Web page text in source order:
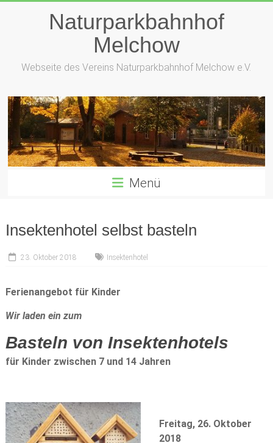
Naturparkbahnhof
Melchow
Webseite des Vereins Naturparkbahnhof Melchow e.V.
Menü
Insektenhotel selbst basteln
23. Oktober 2018 Insektenhotel
Ferienangebot für Kinder
Wir laden ein zum
Basteln von Insektenhotels
für Kinder zwischen 7 und 14 Jahren
Freitag, 26. Oktober
2018